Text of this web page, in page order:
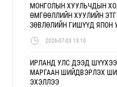
МОНГОЛЫН ХУУЛЬЧДЫН
ӨМГӨӨЛЛИЙН ХУУЛИЙН
ЗӨВЛӨЛИЙН ГИШҮҮД ЯПОН
2026-07-03 13:10
ИРЛАНД УЛС ДЭЭД
МАРГААН ШИЙДВЭРЛЭХ
ЭХЭЛЛЭЭ